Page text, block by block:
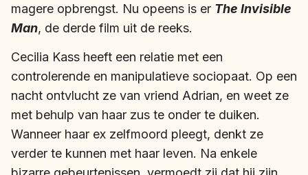
magere opbrengst. Nu opeens is er The Invisible
Man, de derde film uit de reeks.
Cecilia Kass heeft een relatie met een
controlerende en manipulatieve sociopaat. Op een
nacht ontvlucht ze van vriend Adrian, en weet ze
met behulp van haar zus te onder te duiken.
Wanneer haar ex zelfmoord pleegt, denkt ze
verder te kunnen met haar leven. Na enkele